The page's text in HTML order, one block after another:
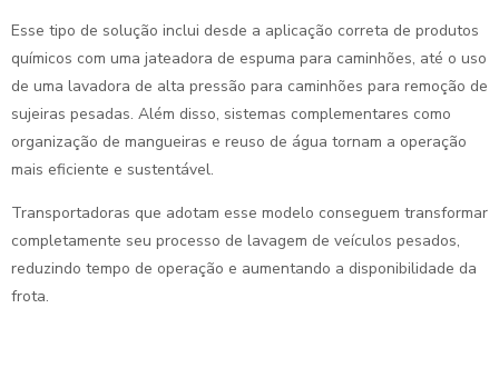
Esse tipo de solução inclui desde a aplicação correta de produtos
químicos com uma jateadora de espuma para caminhões, até o uso
de uma lavadora de alta pressão para caminhões para remoção de
sujeiras pesadas. Além disso, sistemas complementares como
organização de mangueiras e reuso de água tornam a operação
mais eficiente e sustentável.
Transportadoras que adotam esse modelo conseguem transformar
completamente seu processo de lavagem de veículos pesados,
reduzindo tempo de operação e aumentando a disponibilidade da
frota.